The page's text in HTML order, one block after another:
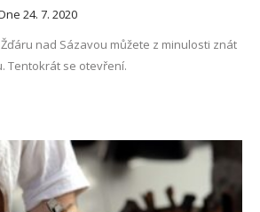
24. 7. 2020
nad Sázavou můžete z minulosti znát
Tentokrát se otevření.